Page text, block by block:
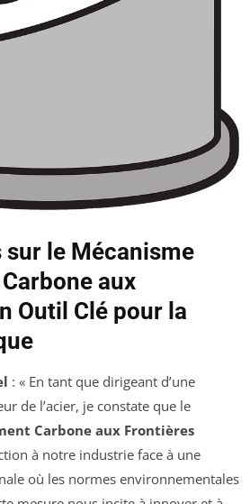
sur le Mécanisme
aux
Outil Clé pour la
: « En tant que dirigeant d’une
de l’acier, je constate que le
Carbone aux Frontières
à notre industrie face à une
où les normes environnementales